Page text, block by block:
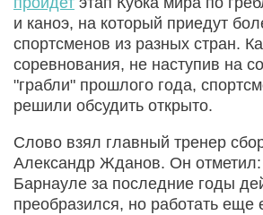
и каноэ, на который приедут
спортсменов из разных стран.
соревнования, не наступив на
"грабли" прошлого года,
решили обсудить открыто.
Слово взял главный тренер
Александр Жданов. Он отметил:
Барнауле за последние годы
преобразился, но работать еще